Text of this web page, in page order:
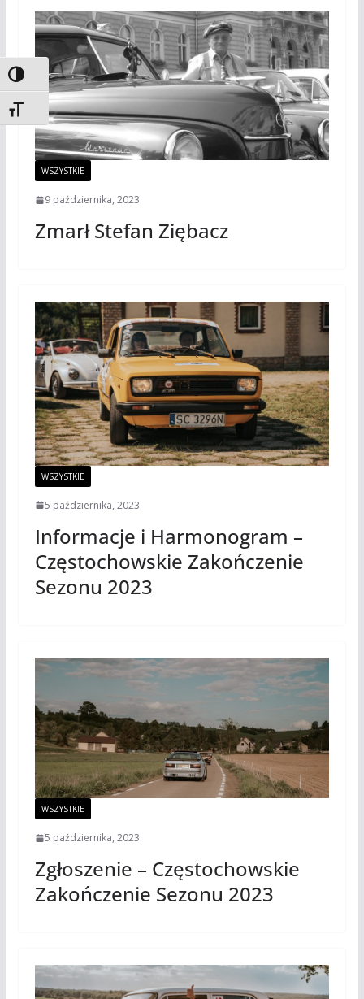
Toggle High Contrast
Toggle Font size
WSZYSTKIE
9 października, 2023
Zmarł Stefan Ziębacz
WSZYSTKIE
5 października, 2023
Informacje i Harmonogram –
Częstochowskie Zakończenie
Sezonu 2023
WSZYSTKIE
5 października, 2023
Zgłoszenie – Częstochowskie
Zakończenie Sezonu 2023